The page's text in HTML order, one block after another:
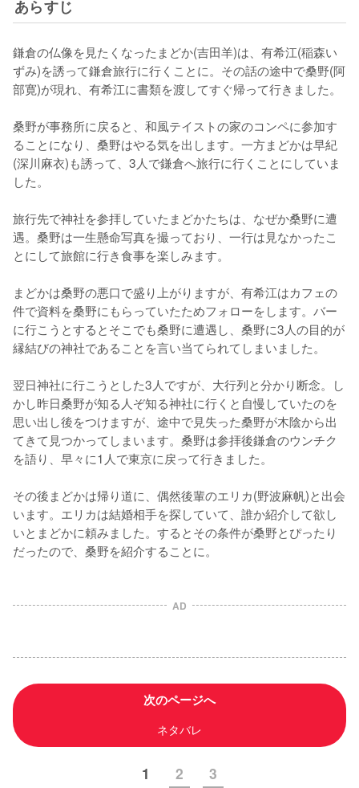
あらすじ
鎌倉の仏像を見たくなったまどか(吉田羊)は、有希江(稲森い
ずみ)を誘って鎌倉旅行に行くことに。その話の途中で桑野(阿
部寛)が現れ、有希江に書類を渡してすぐ帰って行きました。
桑野が事務所に戻ると、和風テイストの家のコンペに参加す
ることになり、桑野はやる気を出します。一方まどかは早紀
(深川麻衣)も誘って、3人で鎌倉へ旅行に行くことにしていま
した。
旅行先で神社を参拝していたまどかたちは、なぜか桑野に遭
遇。桑野は一生懸命写真を撮っており、一行は見なかったこ
とにして旅館に行き食事を楽しみます。
まどかは桑野の悪口で盛り上がりますが、有希江はカフェの
件で資料を桑野にもらっていたためフォローをします。バー
に行こうとするとそこでも桑野に遭遇し、桑野に3人の目的が
縁結びの神社であることを言い当てられてしまいました。
翌日神社に行こうとした3人ですが、大行列と分かり断念。し
かし昨日桑野が知る人ぞ知る神社に行くと自慢していたのを
思い出し後をつけますが、途中で見失った桑野が木陰から出
てきて見つかってしまいます。桑野は参拝後鎌倉のウンチク
を語り、早々に1人で東京に戻って行きました。
その後まどかは帰り道に、偶然後輩のエリカ(野波麻帆)と出会
います。エリカは結婚相手を探していて、誰か紹介して欲し
いとまどかに頼みました。するとその条件が桑野とぴったり
だったので、桑野を紹介することに。
AD
次のページへ
ネタバレ
1 2 3